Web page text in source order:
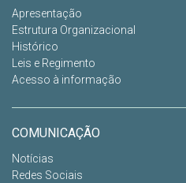
Apresentação
Estrutura Organizacional
Histórico
Leis e Regimento
Acesso à informação
COMUNICAÇÃO
Notícias
Redes Sociais